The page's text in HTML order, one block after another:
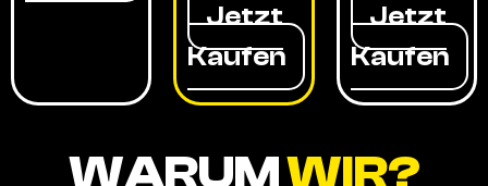
Jetzt
Kaufen
Jetzt
Kaufen
WARUMWIR?